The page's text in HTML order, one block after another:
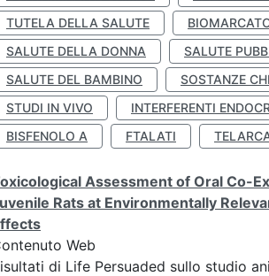
TUTELA DELLA SALUTE
SALUTE DELLA DONNA
SALUTE
SALUTE DEL BAMBINO
SOSTANZE
STUDI IN VIVO
INTERFERENTI
BISFENOLO A
FTALATI
Assessment of Oral Co-
Rats at Environmentally
Web
di Life Persuaded sullo studio